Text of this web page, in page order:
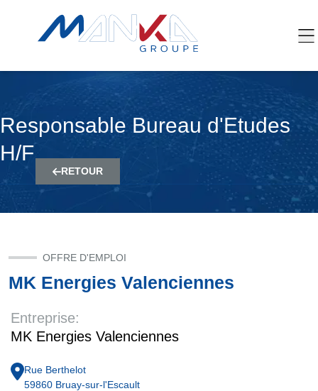
RETOUR
Responsable Bureau d'Etudes
H/F
OFFRE D'EMPLOI
MK Energies Valenciennes
Entreprise:
MK Energies Valenciennes
Rue Berthelot
59860 Bruay-sur-l'Escault